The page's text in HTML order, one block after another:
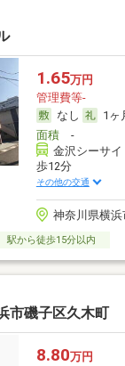
1.65万円
管理費等-
なし
1ヶ
面積-
金沢シーサ
歩12分
その他の交通
神奈川県横
駅から徒歩15分以内
市磯子区久木町
8.80万円